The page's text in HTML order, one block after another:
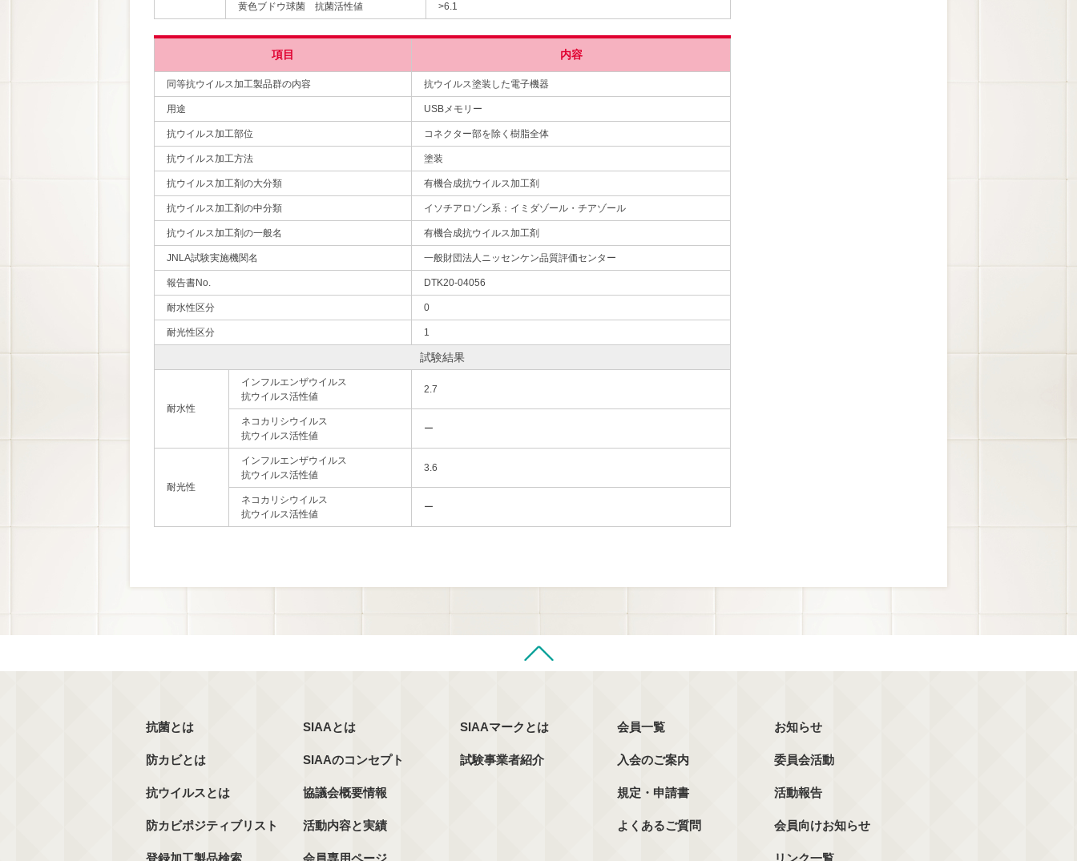
黄色ブドウ球菌 抗菌活性値 >6.1
項目 内容
同等抗ウイルス加工製品群の内容 抗ウイルス塗装した電子機器
用途 USBメモリー
抗ウイルス加工部位 コネクター部を除く樹脂全体
抗ウイルス加工方法 塗装
抗ウイルス加工剤の大分類 有機合成抗ウイルス加工剤
抗ウイルス加工剤の中分類 イソチアロゾン系：イミダゾール・チアゾール
抗ウイルス加工剤の一般名 有機合成抗ウイルス加工剤
JNLA試験実施機関名 一般財団法人ニッセンケン品質評価センター
報告書No. DTK20-04056
耐水性区分 0
耐光性区分 1
試験結果
耐水性
インフルエンザウイルス
抗ウイルス活性値
2.7
ネコカリシウイルス
抗ウイルス活性値
ー
耐光性
インフルエンザウイルス
抗ウイルス活性値
3.6
ネコカリシウイルス
抗ウイルス活性値
ー
抗菌とは
防カビとは
抗ウイルスとは
防カビポジティブリスト
登録加工製品検索
SIAAとは
SIAAのコンセプト
協議会概要情報
活動内容と実績
会員専用ページ
SIAAマークとは
試験事業者紹介
会員一覧
入会のご案内
規定・申請書
よくあるご質問
お知らせ
委員会活動
活動報告
会員向けお知らせ
リンク一覧